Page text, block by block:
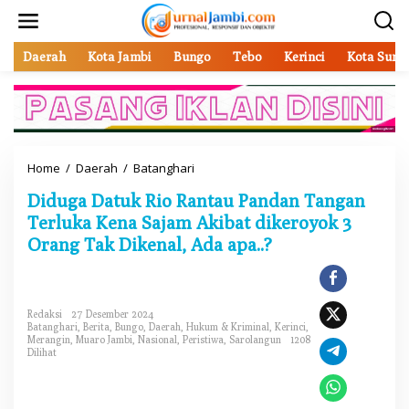
Daerah Kota Jambi Bungo Tebo Kerinci Kota
Home / Daerah / Batanghari
d
u
g
a
k
R
Diduga Datuk Rio Rantau Pandan Tangan
Terluka Kena Sajam Akibat dikeroyok 3
Orang Tak Dikenal, Ada apa..?
Redaksi
27 Desember 2024
Batanghari Berita Bungo Daerah Hukum & Kriminal Kerinci
Merangin Muaro Jambi Nasional Peristiwa Sarolangun
1208
Dilihat